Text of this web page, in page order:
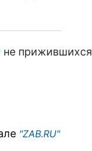
не прижившихся
"ZAB.RU"